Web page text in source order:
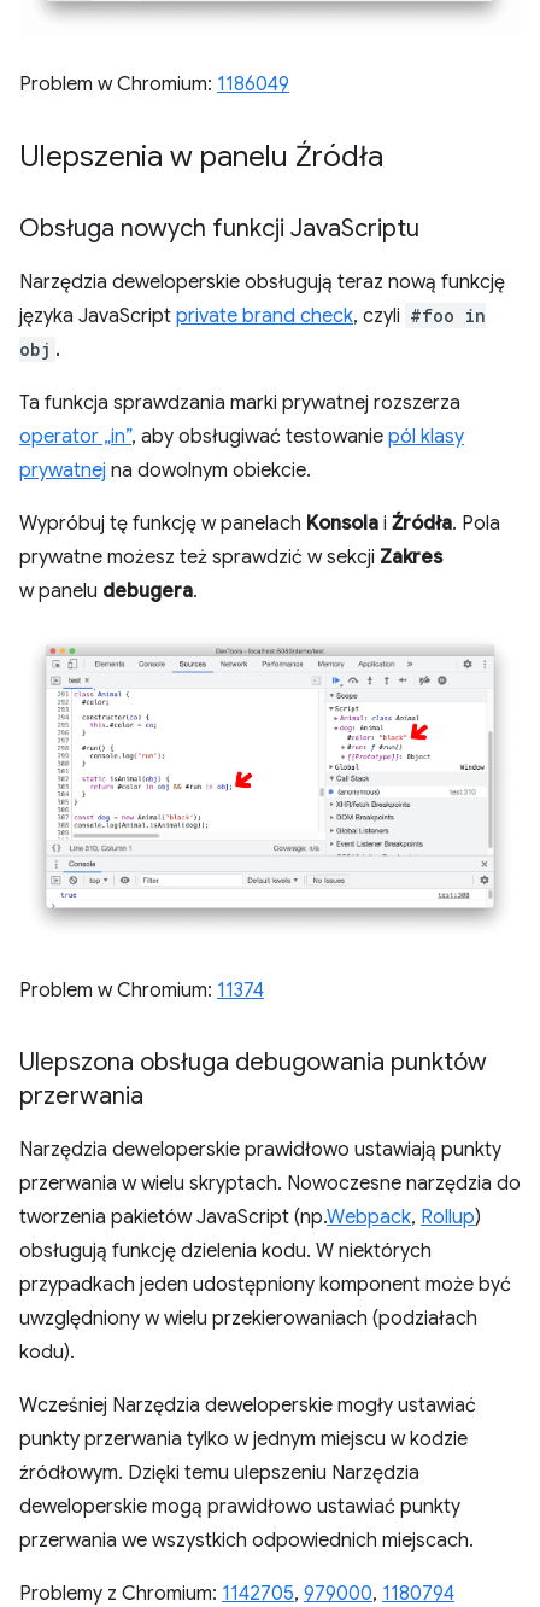
Problem w Chromium: 1186049
Ulepszenia w panelu Źródła
Obsługa nowych funkcji JavaScriptu
Narzędzia deweloperskie obsługują teraz nową funkcję
języka JavaScript private brand check, czyli #foo in
obj .
Ta funkcja sprawdzania marki prywatnej rozszerza
operator „in”, aby obsługiwać testowanie pól klasy
prywatnej na dowolnym obiekcie.
Wypróbuj tę funkcję w panelach Konsola i Źródła. Pola
prywatne możesz też sprawdzić w sekcji Zakres
w panelu debugera.
Problem w Chromium: 11374
Ulepszona obsługa debugowania punktów
przerwania
Narzędzia deweloperskie prawidłowo ustawiają punkty
przerwania w wielu skryptach. Nowoczesne narzędzia do
tworzenia pakietów JavaScript (np.Webpack, Rollup)
obsługują funkcję dzielenia kodu. W niektórych
przypadkach jeden udostępniony komponent może być
uwzględniony w wielu przekierowaniach (podziałach
kodu).
Wcześniej Narzędzia deweloperskie mogły ustawiać
punkty przerwania tylko w jednym miejscu w kodzie
źródłowym. Dzięki temu ulepszeniu Narzędzia
deweloperskie mogą prawidłowo ustawiać punkty
przerwania we wszystkich odpowiednich miejscach.
Problemy z Chromium: 1142705, 979000, 1180794